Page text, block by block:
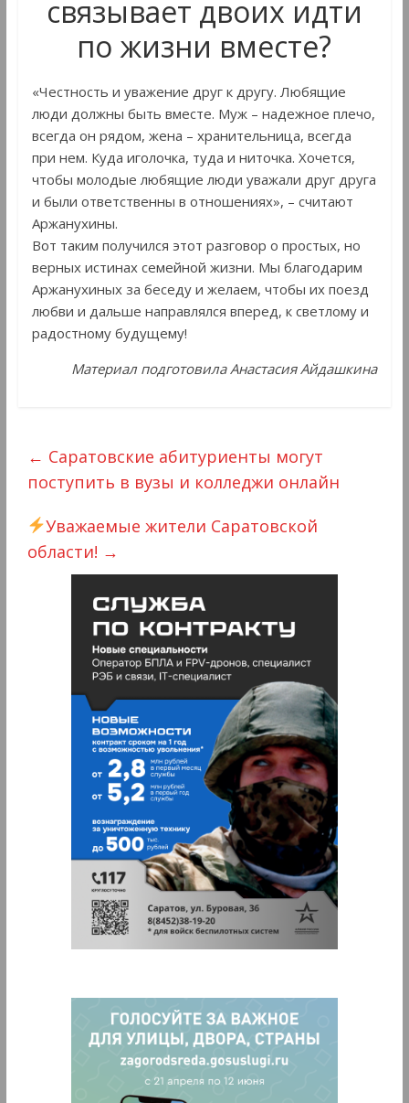
связывает двоих идти
по жизни вместе?
«Честность и уважение друг к другу. Любящие
люди должны быть вместе. Муж – надежное плечо,
всегда он рядом, жена – хранительница, всегда
при нем. Куда иголочка, туда и ниточка. Хочется,
чтобы молодые любящие люди уважали друг друга
и были ответственны в отношениях», – считают
Аржанухины.
Вот таким получился этот разговор о простых, но
верных истинах семейной жизни. Мы благодарим
Аржанухиных за беседу и желаем, чтобы их поезд
любви и дальше направлялся вперед, к светлому и
радостному будущему!
Материал подготовила Анастасия Айдашкина
← Саратовские абитуриенты могут
поступить в вузы и колледжи онлайн
Уважаемые жители Саратовской
области! →